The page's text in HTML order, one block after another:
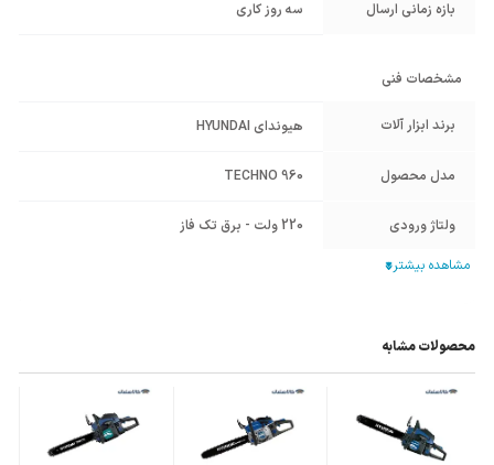
بازه زمانی ارسال سه روز کاری
مشخصات فنی
برند ابزار آلات هیوندای HYUNDAI
مدل محصول TECHNO 960
ولتاژ ورودی 220 ولت - برق تک فاز
حجم سیلندر
محصول
وزن محموله (گرم) 4900
ابعاد mm (طول-
محصولات مشابه